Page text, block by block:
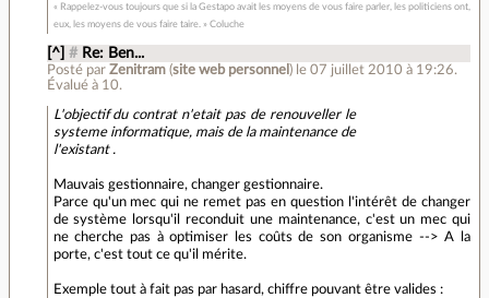
« Rappelez-vous toujours que si la Gestapo avait les moyens de vous faire parler, les politiciens ont,
eux, les moyens de vous faire taire. » Coluche
[^] # Re: Ben...
Posté par Zenitram(site web personnel ) le 07 juillet 2010 à 19:26.
Évalué à 10.
L'objectif du contrat n'etait pas de renouveller le
systeme informatique, mais de la maintenance de
l'existant .
Mauvais gestionnaire, changer gestionnaire.
Parce qu'un mec qui ne remet pas en question l'intérêt de changer
de système lorsqu'il reconduit une maintenance, c'est un mec qui
ne cherche pas à optimiser les coûts de son organisme --> A la
porte, c'est tout ce qu'il mérite.
Exemple tout à fait pas par hasard, chiffre pouvant être valides :